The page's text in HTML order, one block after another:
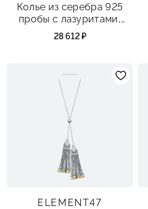
Колье из серебра 925
пробы с лазуритами,
перламутром, агатом и
фианитами
28 612 ₽
ELEMENT47